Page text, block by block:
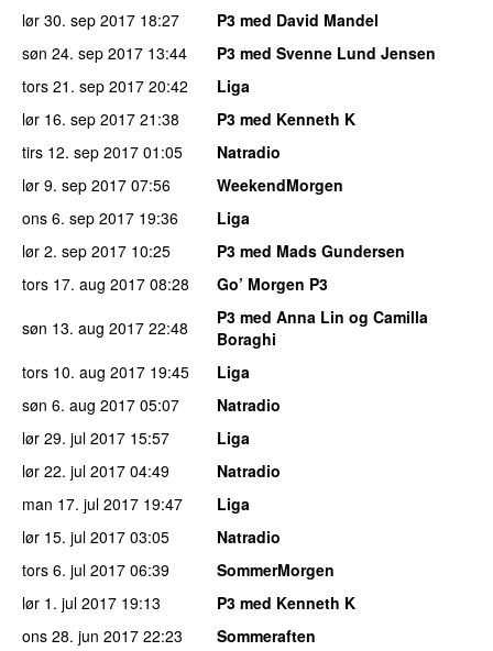
lør 30. sep 2017 18:27
P3 med David Mandel
søn 24. sep 2017 13:44
P3 med Svenne Lund Jensen
tors 21. sep 2017 20:42
Liga
lør 16. sep 2017 21:38
P3 med Kenneth K
tirs 12. sep 2017 01:05
Natradio
lør 9. sep 2017 07:56
WeekendMorgen
ons 6. sep 2017 19:36
Liga
lør 2. sep 2017 10:25
P3 med Mads Gundersen
tors 17. aug 2017 08:28
Go’ Morgen P3
søn 13. aug 2017 22:48
P3 med Anna Lin og Camilla
Boraghi
tors 10. aug 2017 19:45
Liga
søn 6. aug 2017 05:07
Natradio
lør 29. jul 2017 15:57
Liga
lør 22. jul 2017 04:49
Natradio
man 17. jul 2017 19:47
Liga
lør 15. jul 2017 03:05
Natradio
tors 6. jul 2017 06:39
SommerMorgen
lør 1. jul 2017 19:13
P3 med Kenneth K
ons 28. jun 2017 22:23 Sommeraften